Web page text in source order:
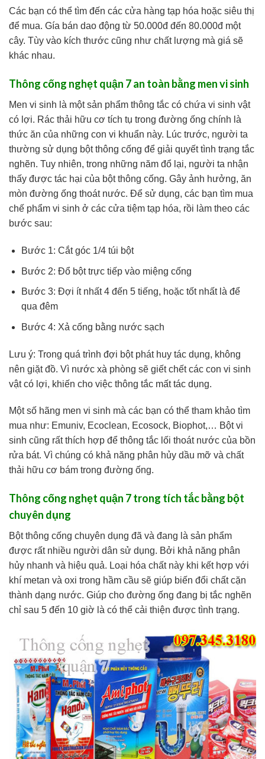
Các bạn có thể tìm đến các cửa hàng tạp hóa hoặc siêu thị
để mua. Gía bán dao động từ 50.000đ đến 80.000đ một
cây. Tùy vào kích thước cũng như chất lượng mà giá sẽ
khác nhau.
Thông cống nghẹt quận 7 an toàn bằng men vi sinh
Men vi sinh là một sản phẩm thông tắc có chứa vi sinh vật
có lợi. Rác thải hữu cơ tích tụ trong đường ống chính là
thức ăn của những con vi khuẩn này. Lúc trước, người ta
thường sử dụng bột thông cống để giải quyết tình trạng tắc
nghẽn. Tuy nhiên, trong những năm đổ lại, người ta nhận
thấy được tác hại của bột thông cống. Gây ảnh hưởng, ăn
mòn đường ống thoát nước. Để sử dụng, các bạn tìm mua
chế phẩm vi sinh ở các cửa tiệm tạp hóa, rồi làm theo các
bước sau:
Bước 1: Cắt góc 1/4 túi bột
Bước 2: Đổ bột trực tiếp vào miệng cống
Bước 3: Đợi ít nhất 4 đến 5 tiếng, hoặc tốt nhất là để
qua đêm
Bước 4: Xả cống bằng nước sạch
Lưu ý: Trong quá trình đợi bột phát huy tác dụng, không
nên giặt đồ. Vì nước xà phòng sẽ giết chết các con vi sinh
vật có lợi, khiến cho việc thông tắc mất tác dụng.
Một số hãng men vi sinh mà các bạn có thể tham khảo tìm
mua như: Emuniv, Ecoclean, Ecosock, Biophot,… Bột vi
sinh cũng rất thích hợp để thông tắc lối thoát nước của bồn
rửa bát. Vì chúng có khả năng phân hủy dầu mỡ và chất
thải hữu cơ bám trong đường ống.
Thông cống nghẹt quận 7 trong tích tắc bằng bột
chuyên dụng
Bột thông cống chuyên dụng đã và đang là sản phẩm
được rất nhiều người dân sử dụng. Bởi khả năng phân
hủy nhanh và hiệu quả. Loại hóa chất này khi kết hợp với
khí metan và oxi trong hầm cầu sẽ giúp biến đổi chất cặn
thành dạng nước. Giúp cho đường ống đang bị tắc nghẽn
chỉ sau 5 đến 10 giờ là có thể cải thiện được tình trạng.